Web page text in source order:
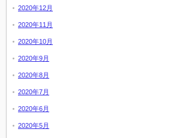
2020年12月
2020年11月
2020年10月
2020年9月
2020年8月
2020年7月
2020年6月
2020年5月